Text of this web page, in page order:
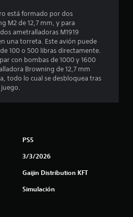
está formado por dos
M2 de 12,7 mm, y para
ametralladoras M1919
una torreta. Este avión puede
100 o 500 libras directamente.
con bombas de 1000 y 1600
Browning de 12,7 mm
todo lo cual se desbloquea tras
PS5
3/3/2026
Gaijin Distribution KFT
Simulación